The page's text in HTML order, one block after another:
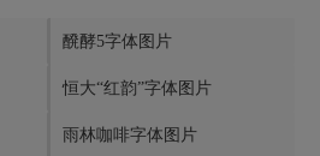
醗酵5字体图片
恒大“红韵”字体图片
雨林咖啡字体图片